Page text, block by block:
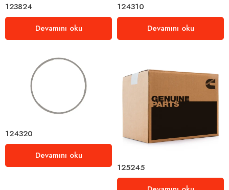
123824
Devamını oku
124310
Devamını oku
124320
Devamını oku
125245